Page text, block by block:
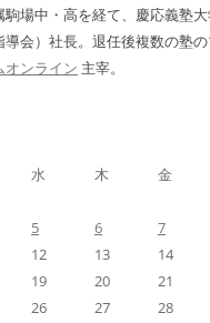
駒場中・高を経て、慶応義塾
会）社長。退任後複数の塾
オンライン 主宰。
水 木 金
5 6 7
12 13 14
19 20 21
26 27 28